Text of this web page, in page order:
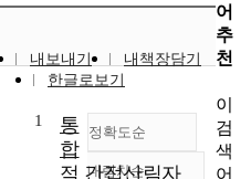
내보내기
내책장담기
한글로보기
정확도순
내림차순
1
통
합
적 간접산림자
어
추
천
이
검
색
어